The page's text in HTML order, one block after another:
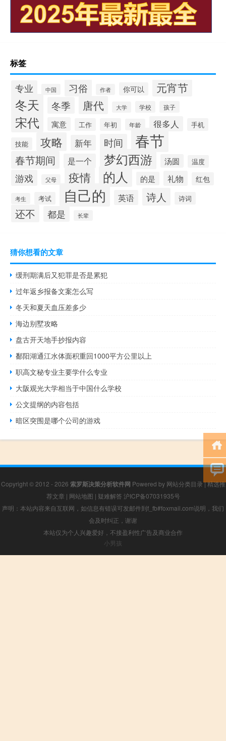
标签
专业 中国 习俗 作者 你可以 元宵节
冬天 冬季 唐代 大学 学校 孩子
宋代 寓意 工作 年初 年龄 很多人
手机
技能
攻略 新年 时间 春节
春节期间 是一个 梦幻西游 汤圆 温度
游戏 父母 疫情 的人 的是 礼物 红包
考生 考试 自己的 英语 诗人 诗词
还不 都是 长辈
猜你想看的文章
缓刑期满后又犯罪是否是累犯
过年返乡报备文案怎么写
冬天和夏天血压差多少
海边别墅攻略
盘古开天地手抄报内容
鄱阳湖通江水体面积重回1000平方公里以上
职高文秘专业主要学什么专业
大阪观光大学相当于中国什么学校
公文提纲的内容包括
暗区突围是哪个公司的游戏
Copyright © 2012 - 2026 索罗斯决策分析软件网 Powered by 网站分类目录|精选推
荐文章 | 网站地图 | 疑难解答 沪ICP备07031935号
声明：本站内容来自互联网，如信息有错误可发邮件到f_fb#foxmail.com说明，我们
会及时纠正，谢谢
本站仅为个人兴趣爱好，不接盈利性广告及商业合作
小男孩